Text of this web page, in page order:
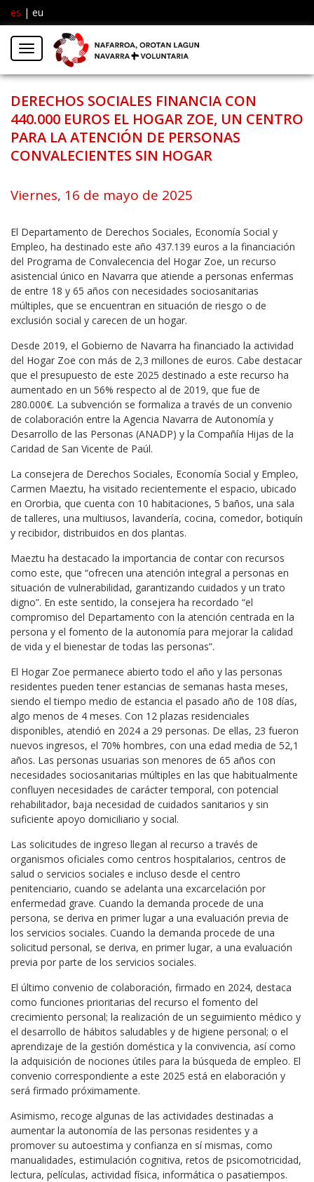
es | eu
Menú
DERECHOS SOCIALES FINANCIA CON
440.000 EUROS EL HOGAR ZOE, UN CENTRO
PARA LA ATENCIÓN DE PERSONAS
CONVALECIENTES SIN HOGAR
Viernes, 16 de mayo de 2025
El Departamento de Derechos Sociales, Economía Social y
Empleo, ha destinado este año 437.139 euros a la financiación
del Programa de Convalecencia del Hogar Zoe, un recurso
asistencial único en Navarra que atiende a personas enfermas
de entre 18 y 65 años con necesidades sociosanitarias
múltiples, que se encuentran en situación de riesgo o de
exclusión social y carecen de un hogar.
Desde 2019, el Gobierno de Navarra ha financiado la actividad
del Hogar Zoe con más de 2,3 millones de euros. Cabe destacar
que el presupuesto de este 2025 destinado a este recurso ha
aumentado en un 56% respecto al de 2019, que fue de
280.000€. La subvención se formaliza a través de un convenio
de colaboración entre la Agencia Navarra de Autonomía y
Desarrollo de las Personas (ANADP) y la Compañía Hijas de la
Caridad de San Vicente de Paúl.
La consejera de Derechos Sociales, Economía Social y Empleo,
Carmen Maeztu, ha visitado recientemente el espacio, ubicado
en Ororbia, que cuenta con 10 habitaciones, 5 baños, una sala
de talleres, una multiusos, lavandería, cocina, comedor, botiquín
y recibidor, distribuidos en dos plantas.
Maeztu ha destacado la importancia de contar con recursos
como este, que “ofrecen una atención integral a personas en
situación de vulnerabilidad, garantizando cuidados y un trato
digno”. En este sentido, la consejera ha recordado “el
compromiso del Departamento con la atención centrada en la
persona y el fomento de la autonomía para mejorar la calidad
de vida y el bienestar de todas las personas”.
El Hogar Zoe permanece abierto todo el año y las personas
residentes pueden tener estancias de semanas hasta meses,
siendo el tiempo medio de estancia el pasado año de 108 días,
algo menos de 4 meses. Con 12 plazas residenciales
disponibles, atendió en 2024 a 29 personas. De ellas, 23 fueron
nuevos ingresos, el 70% hombres, con una edad media de 52,1
años. Las personas usuarias son menores de 65 años con
necesidades sociosanitarias múltiples en las que habitualmente
confluyen necesidades de carácter temporal, con potencial
rehabilitador, baja necesidad de cuidados sanitarios y sin
suficiente apoyo domiciliario y social.
Las solicitudes de ingreso llegan al recurso a través de
organismos oficiales como centros hospitalarios, centros de
salud o servicios sociales e incluso desde el centro
penitenciario, cuando se adelanta una excarcelación por
enfermedad grave. Cuando la demanda procede de una
persona, se deriva en primer lugar a una evaluación previa de
los servicios sociales. Cuando la demanda procede de una
solicitud personal, se deriva, en primer lugar, a una evaluación
previa por parte de los servicios sociales.
El último convenio de colaboración, firmado en 2024, destaca
como funciones prioritarias del recurso el fomento del
crecimiento personal; la realización de un seguimiento médico y
el desarrollo de hábitos saludables y de higiene personal; o el
aprendizaje de la gestión doméstica y la convivencia, así como
la adquisición de nociones útiles para la búsqueda de empleo. El
convenio correspondiente a este 2025 está en elaboración y
será firmado próximamente.
Asimismo, recoge algunas de las actividades destinadas a
aumentar la autonomía de las personas residentes y a
promover su autoestima y confianza en sí mismas, como
manualidades, estimulación cognitiva, retos de psicomotricidad,
lectura, películas, actividad física, informática o pasatiempos.